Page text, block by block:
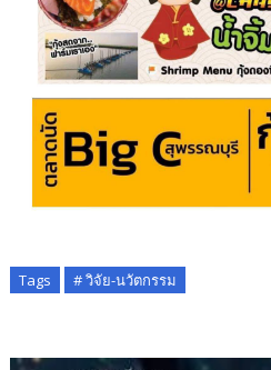
Tags # วิจัย-นวัตกรรม